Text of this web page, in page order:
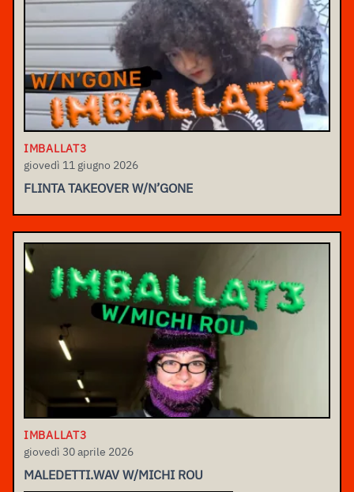
IMBALLAT3
giovedì 11 giugno 2026
FLINTA TAKEOVER W/N’GONE
IMBALLAT3
giovedì 30 aprile 2026
MALEDETTI.WAV W/MICHI ROU